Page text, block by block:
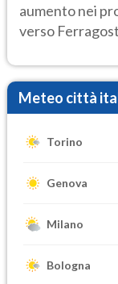
aumento nei
verso
Meteo città
Torino
Genova
Milano
Bologna